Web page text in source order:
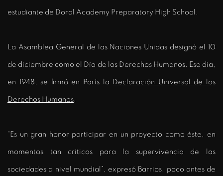
estudiante de Doral Academy Preparatory High School.
La Asamblea General de las Naciones Unidas designó el 10
de diciembre como el Día de los Derechos Humanos. Ese día,
en 1948, se firmó en París la Declaración Universal de los
Derechos Humanos.
“Es un gran honor participar en un proyecto como éste, en
momentos tan críticos para la supervivencia de las
sociedades a nivel mundial”, expresó Barrios, poco antes de